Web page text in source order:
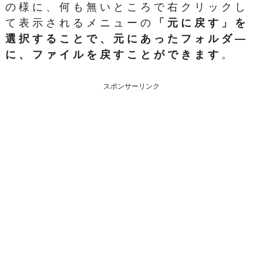
の様に、何も無いところで右クリックし
て表示されるメニューの
「元に戻す」を
選択することで、元にあったフォルダ―
に、ファイルを戻すことができます 。
スポンサーリンク